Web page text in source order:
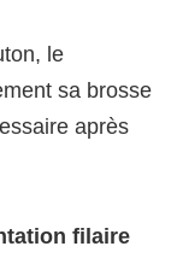
le
sa brosse
après
filaire